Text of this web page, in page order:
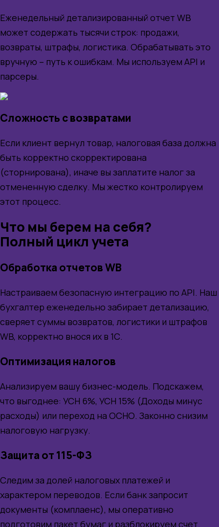
Еженедельный детализированный отчет WB
может содержать тысячи строк: продажи,
возвраты, штрафы, логистика. Обрабатывать это
вручную – путь к ошибкам. Мы используем API и
парсеры.
Сложность с возвратами
Если клиент вернул товар, налоговая база должна
быть корректно скорректирована
(сторнирована), иначе вы заплатите налог за
отмененную сделку. Мы жестко контролируем
этот процесс.
Что мы берем на себя?
Полный цикл учета
Обработка отчетов WB
Настраиваем безопасную интеграцию по API. Наш
бухгалтер еженедельно забирает детализацию,
сверяет суммы возвратов, логистики и штрафов
WB, корректно внося их в 1С.
Оптимизация налогов
Анализируем вашу бизнес-модель. Подскажем,
что выгоднее: УСН 6%, УСН 15% (Доходы минус
расходы) или переход на ОСНО. Законно снизим
налоговую нагрузку.
Защита от 115-ФЗ
Следим за долей налоговых платежей и
характером переводов. Если банк запросит
документы (комплаенс), мы оперативно
подготовим пакет бумаг и разблокируем счет.